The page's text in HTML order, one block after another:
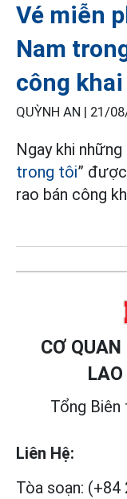
Vé miễn
Nam
công
QUỲNH AN | 21/
Ngay khi
trong tôi”
rao bán công
CƠ
Tổng Biên
Liên Hệ:
Tòa soạn: (+84